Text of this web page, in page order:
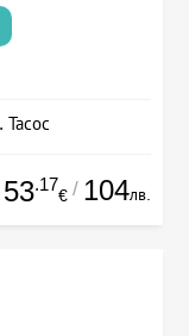
53.17
€ / 104лв.